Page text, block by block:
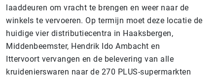
laaddeuren om vracht te brengen en weer naar de
winkels te vervoeren. Op termijn moet deze locatie de
huidige vier distributiecentra in Haaksbergen,
Middenbeemster, Hendrik Ido Ambacht en
Ittervoort vervangen en de belevering van alle
kruidenierswaren naar de 270 PLUS-supermarkten